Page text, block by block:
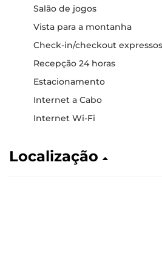
Salão de jogos
Vista para a montanha
Check-in/checkout expressos
Recepção 24 horas
Estacionamento
Internet a Cabo
Internet Wi-Fi
Localização